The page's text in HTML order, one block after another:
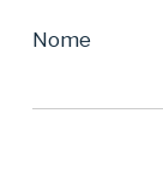
Nome